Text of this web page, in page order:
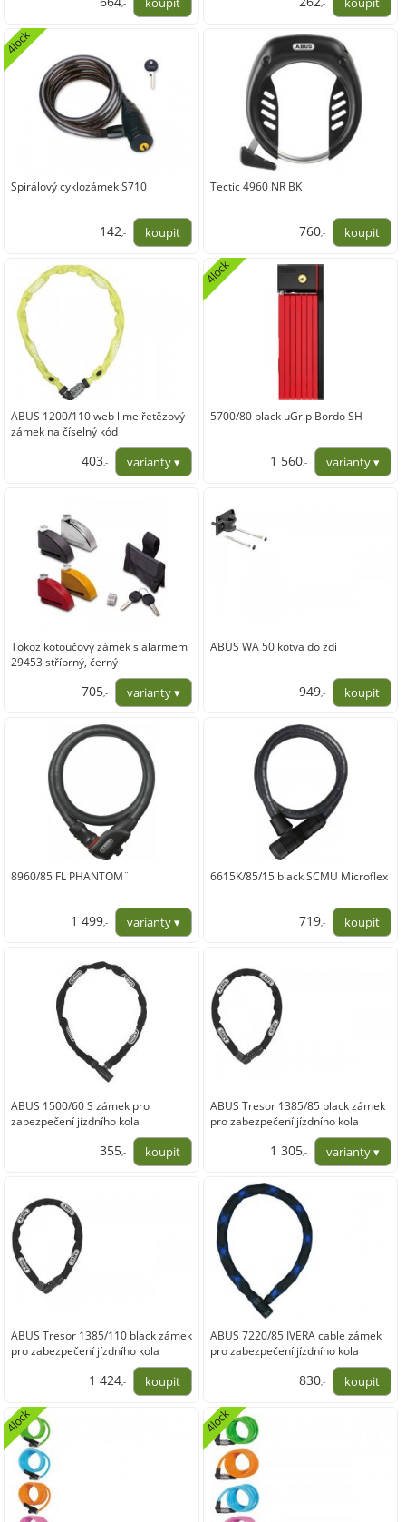
,- ,-
216,20
Spirálový cyklozámek S710
4lock
142,-
Tectic 4960 NR BK
760,-
628,10
ABUS 1200/110 web lime řetězový
zámek na číselný kód
403,-
5700/80 black uGrip Bordo SH
4lock
1 560,-
Tokoz kotoučový zámek s alarmem
29453 stříbrný, černý
705,-
ABUS WA 50 kotva do zdi
949,-
8960/85 FL PHANTOM¨
1 499,-
6615K/85/15 black SCMU Microflex
719,-
ABUS 1500/60 S zámek pro
zabezpečení jízdního kola
355,-
ABUS Tresor 1385/85 black zámek
pro zabezpečení jízdního kola
1 305,-
ABUS Tresor 1385/110 black zámek
pro zabezpečení jízdního kola
1 424,-
ABUS 7220/85 IVERA cable zámek
pro zabezpečení jízdního kola
830,-
4lock 4lock